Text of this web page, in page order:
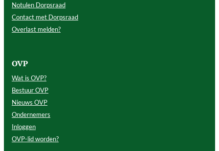
Notulen Dorpsraad
Contact met Dorpsraad
Overlast melden?
OVP
Wat is OVP?
Bestuur OVP
Nieuws OVP
Ondernemers
Inloggen
OVP-lid worden?